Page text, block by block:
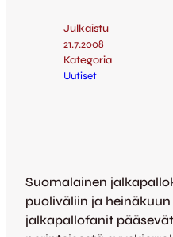
Julkaistu
21.7.2008
Kategoria
Uutiset
Suomalainen
puoliväliin ja
jalkapallofanit